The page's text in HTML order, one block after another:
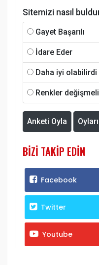
Sitemizi nasıl
Gayet Başarılı
İdare Eder
Daha iyi olabilirdi
Renkler değişmeli
Anketi Oyla
BIZI TAKIP EDIN
Facebook
Twitter
Youtube